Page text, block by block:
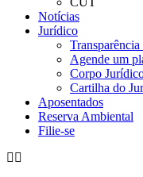
Notícias
Jurídico
Agende um
Corpo
Cartilha do
Aposentados
Reserva Ambiental
Filie-se